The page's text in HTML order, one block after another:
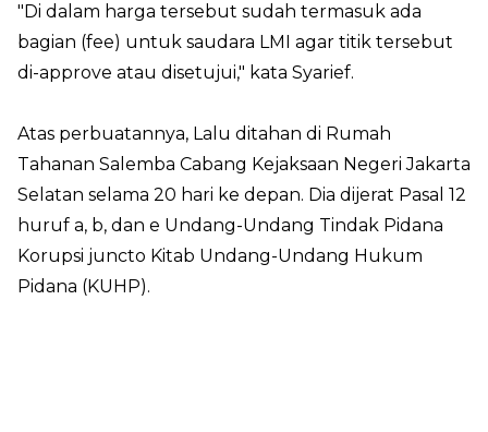
"Di dalam harga tersebut sudah termasuk ada
bagian (fee) untuk saudara LMI agar titik tersebut
di-approve atau disetujui," kata Syarief.
Atas perbuatannya, Lalu ditahan di Rumah
Tahanan Salemba Cabang Kejaksaan Negeri Jakarta
Selatan selama 20 hari ke depan. Dia dijerat Pasal 12
huruf a, b, dan e Undang-Undang Tindak Pidana
Korupsi juncto Kitab Undang-Undang Hukum
Pidana (KUHP).